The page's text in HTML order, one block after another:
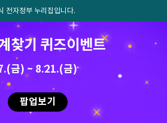
전자정부 누리집입니다.
찾기 퀴즈이벤트
금) ~ 8.21.(금)
팝업보기